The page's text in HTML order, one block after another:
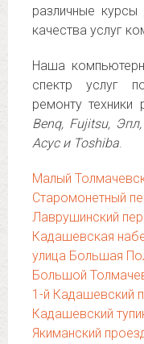
различные
качества услуг
Наша
спектр услуг
ремонту техники
Benq, Fujitsu,
Асус и Toshiba.
Малый
Старомонетный
Лаврушинский
Кадашевская
улица Большая
Большой
1-й Кадашевский
Кадашевский
Якиманский